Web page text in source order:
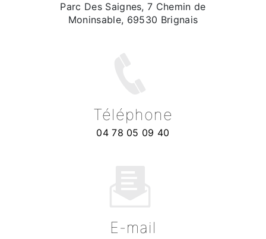
Parc Des Saignes, 7 Chemin de
Moninsable, 69530 Brignais
Téléphone
04 78 05 09 40
E-mail